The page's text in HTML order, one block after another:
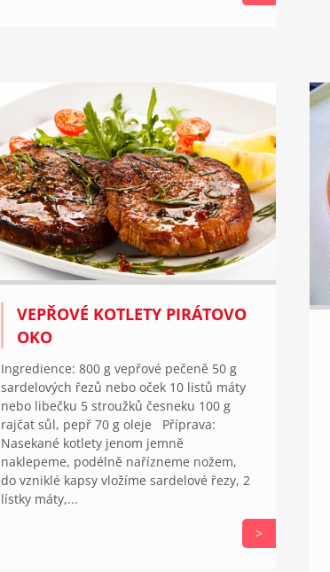
VEPŘOVÉ KOTLETY PIRÁTOVO
OKO
Ingredience: 800 g vepřové pečeně 50 g
sardelových řezů nebo oček 10 listů máty
nebo libečku 5 stroužků česneku 100 g
rajčat sůl, pepř 70 g oleje Příprava:
Nasekané kotlety jenom jemně
naklepeme, podélně nařízneme nožem,
do vzniklé kapsy vložíme sardelové řezy, 2
lístky máty,...
>